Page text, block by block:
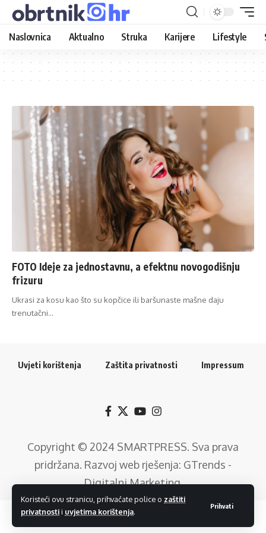
Koristeći ovu stranicu, prihvaćate police o zaštiti
privatnostii uvjetima korištenja.
Prihvati
Naslovnica Aktualno Struka Karijere Lifestyle
FOTO Ideje za jednostavnu, a efektnu novogodišnju
frizuru
Ukrasi za kosu kao što su kopčice ili baršunaste mašne daju
trenutačni…
Uvjeti korištenja Zaštita privatnosti Impressum
Copyright © 2024 SMARTPRESS. Sva prava
pridržana. Razvoj web rješenja: GTrends -
Digitalni Marketing.